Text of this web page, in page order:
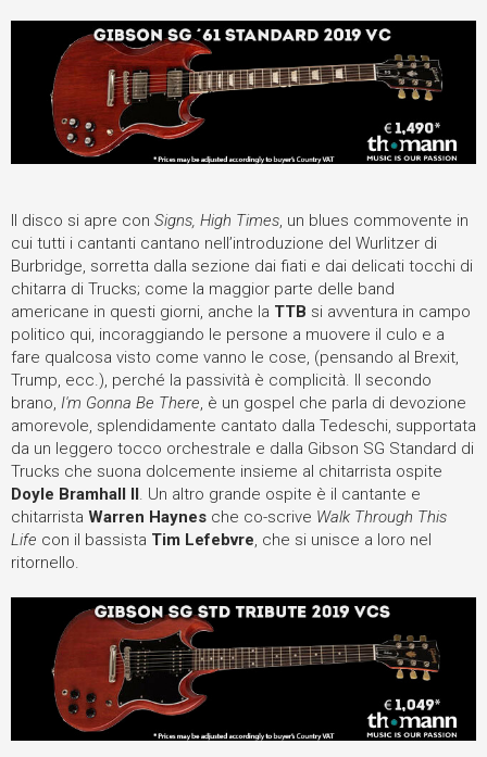
Il disco si apre con Signs, High Times, un blues commovente in
cui tutti i cantanti cantano nell’introduzione del Wurlitzer di
Burbridge, sorretta dalla sezione dai fiati e dai delicati tocchi di
chitarra di Trucks; come la maggior parte delle band
americane in questi giorni, anche la TTB si avventura in campo
politico qui, incoraggiando le persone a muovere il culo e a
fare qualcosa visto come vanno le cose, (pensando al Brexit,
Trump, ecc.), perché la passività è complicità. Il secondo
brano, I'm Gonna Be There, è un gospel che parla di devozione
amorevole, splendidamente cantato dalla Tedeschi, supportata
da un leggero tocco orchestrale e dalla Gibson SG Standard di
Trucks che suona dolcemente insieme al chitarrista ospite
Doyle Bramhall II. Un altro grande ospite è il cantante e
chitarrista Warren Haynes che co-scrive Walk Through This
Life con il bassista Tim Lefebvre, che si unisce a loro nel
ritornello.